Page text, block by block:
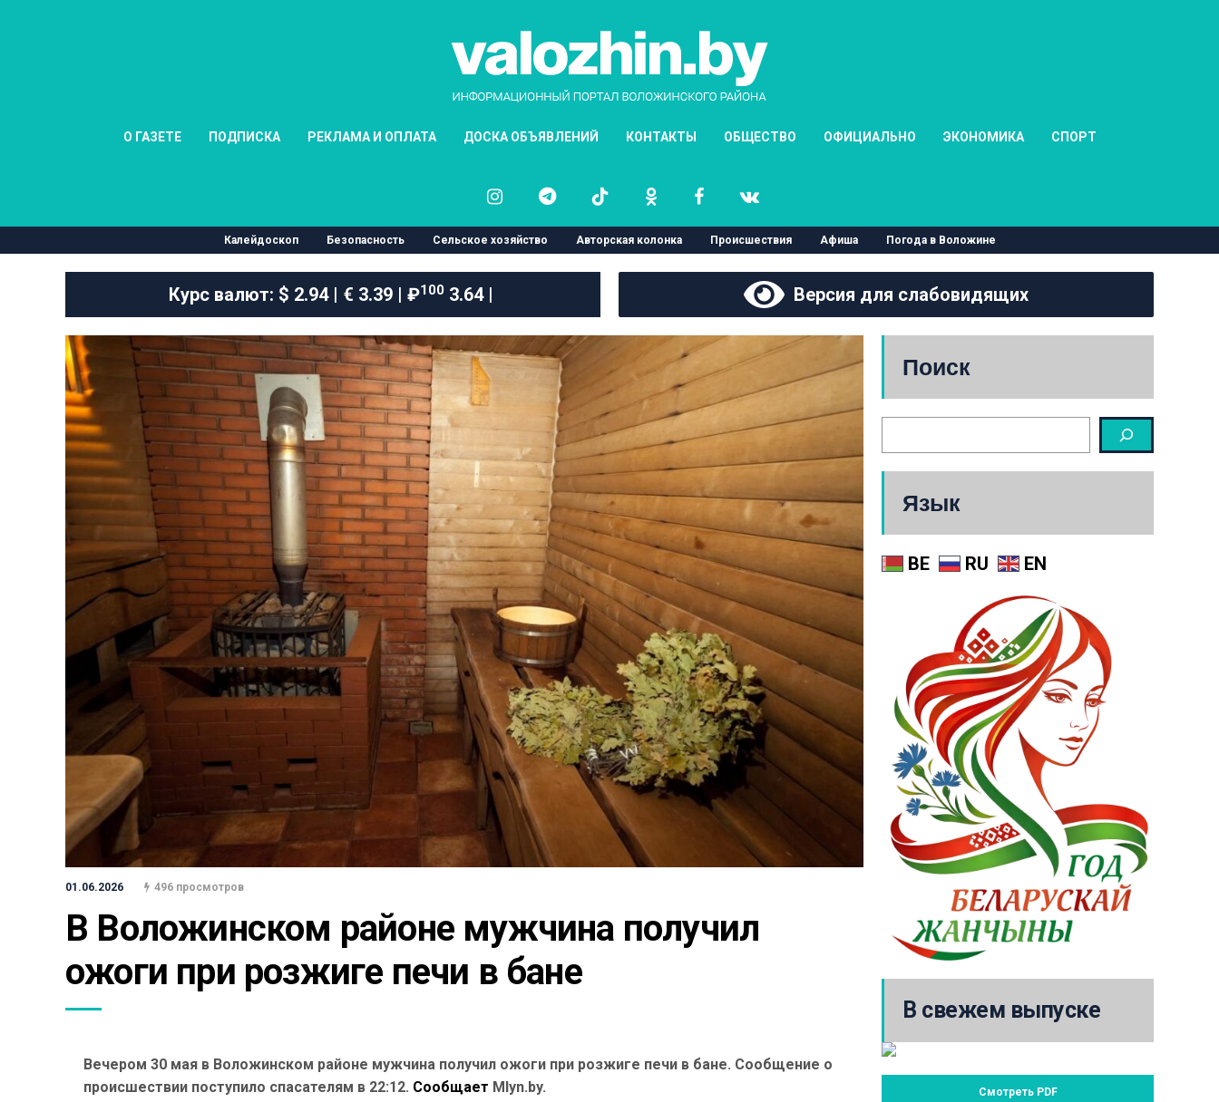
О ГАЗЕТЕ ПОДПИСКА РЕКЛАМА И ОПЛАТА ДОСКА ОБЪЯВЛЕНИЙ КОНТАКТЫ ОБЩЕСТВО ОФИЦИАЛЬНО ЭКОНОМИКА СПОРТ
Калейдоскоп Безопасность Сельское хозяйство Авторская колонка Происшествия Афиша Погода в Воложине
Курс валют: $ 2.94 | € 3.39 | ₽1003.64 | Версия для слабовидящих
01.06.2026 496 просмотров
В Воложинском районе мужчина получил
ожоги при розжиге печи в бане
Вечером 30 мая в Воложинском районе мужчина получил ожоги при розжиге печи в бане. Сообщение о
происшествии поступило спасателям в 22:12. Сообщает Mlyn.by.
Поиск
Язык
BE RU EN
В свежем выпуске
Смотреть PDF